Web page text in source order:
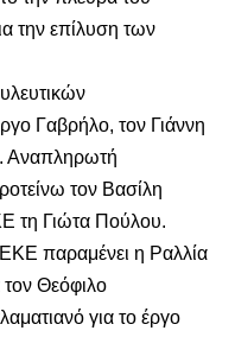
την επίλυση των
Γαβρήλο, τον Γιάννη
Αναπληρωτή
τον Βασίλη
τη Γιώτα Πούλου.
παραμένει η Ραλλία
Θεόφιλο
για το έργο